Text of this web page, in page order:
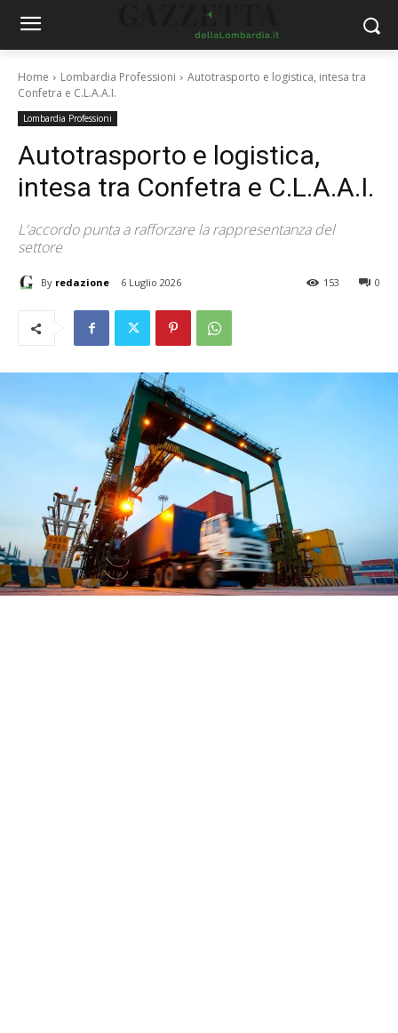
Home Lombardia Professioni
Autotrasporto e logistica, intesa tra
Confetra e C.L.A.A.I.
Lombardia Professioni
Autotrasporto e logistica,
intesa tra Confetra e C.L.A.A.I.
L'accordo punta a rafforzare la rappresentanza del
settore
By redazione 6 Luglio 2026 0
153